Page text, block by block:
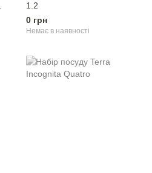
1.2
0 грн
Немає в наявності